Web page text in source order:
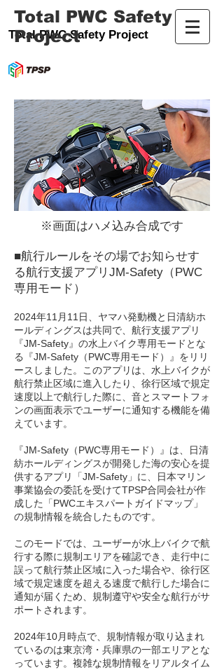
Total PWC Safety Project
Total PWC Safety
Project
※画面はハメ込み合成です
■航行ルールをその場でお知らせす
る航行支援アプリJM-Safety（PWC
専用モード）
2024年11月11日、ヤマハ発動機と日清紡ホ
ールディングスは共同で、航行支援アプリ
『JM-Safety』の水上バイク専用モードとな
る『JM-Safety（PWC専用モード）』をリリ
ースしました。このアプリは、水上バイクが
航行禁止区域に進入したり、徐行区域で規定
速度以上で航行した際に、音とスマートフォ
ンの画面表示でユーザーに通知する機能を備
えています。
『JM-Safety（PWC専用モード）』は、日清
紡ホールディングスが開発した海の安心を提
供するアプリ「JM-Safety」に、日本マリン
事業協会の委託を受けてTPSP合同会社が作
成した「PWCエキスパートガイドマップ」
の規制情報を統合したものです。
このモードでは、ユーザーが水上バイクで航
行する際に規制エリアを確認でき、走行中に
誤って航行禁止区域に入った場合や、徐行区
域で規定速度を超える速度で航行した場合に
通知が届くため、規制遵守や安全な航行がサ
ポートされます。
2024年10月時点で、規制情報が取り込まれ
ているのは東京湾・兵庫県の一部エリアとな
っています。複雑な規制情報をリアルタイム